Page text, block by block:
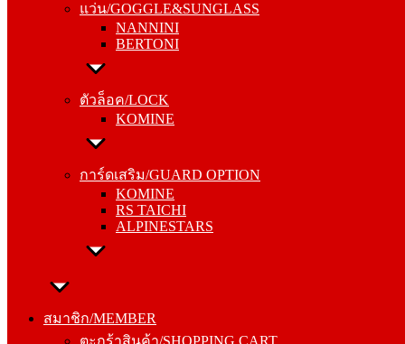
แว่น/GOGGLE&SUNGLASS
NANNINI
BERTONI
ตัวล็อค/LOCK
KOMINE
การ์ดเสริม/GUARD OPTION
KOMINE
RS TAICHI
ALPINESTARS
สมาชิก/MEMBER
ตะกร้าสินค้า/SHOPPING CART
BERTONI
ตัวล็อค/LOCK
การ์ดเสริม/GUARD OPTION
RS TAICHI
ALPINESTARS
สมาชิก/MEMBER
ตรวจสอบคำสั่งซื้อ/CHECK ORDER